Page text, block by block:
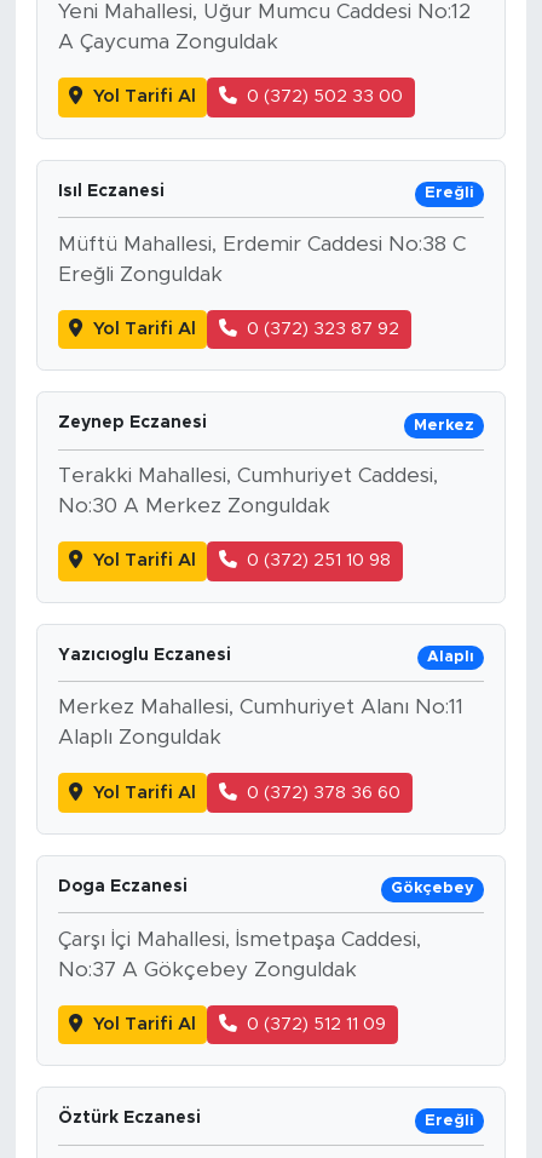
Yeni Mahallesi, Uğur Mumcu Caddesi No:12
A Çaycuma Zonguldak
Yol Tarifi Al 0 (372) 502 33 00
Isıl Eczanesi Ereğli
Müftü Mahallesi, Erdemir Caddesi No:38 C
Ereğli Zonguldak
Yol Tarifi Al 0 (372) 323 87 92
Zeynep Eczanesi Merkez
Terakki Mahallesi, Cumhuriyet Caddesi,
No:30 A Merkez Zonguldak
Yol Tarifi Al 0 (372) 251 10 98
Yazıcıoglu Eczanesi Alaplı
Merkez Mahallesi, Cumhuriyet Alanı No:11
Alaplı Zonguldak
Yol Tarifi Al 0 (372) 378 36 60
Doga Eczanesi Gökçebey
Çarşı İçi Mahallesi, İsmetpaşa Caddesi,
No:37 A Gökçebey Zonguldak
Yol Tarifi Al 0 (372) 512 11 09
Öztürk Eczanesi Ereğli